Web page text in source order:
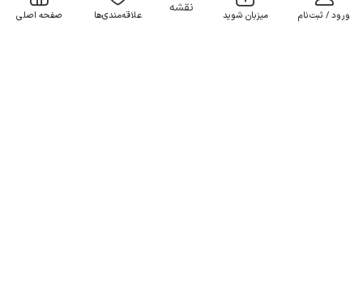
نقشه ورود / ثبت‌نام میزبان شوید علاقه‌مندی‌ها صفحه اصلی